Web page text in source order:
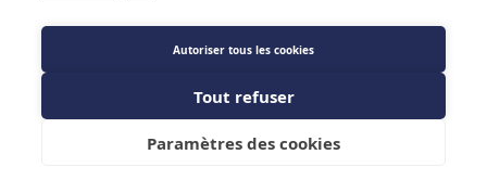
Description détaillée
Ajouter au panier
Autoriser tous les cookies
Tout refuser
Paramètres des cookies